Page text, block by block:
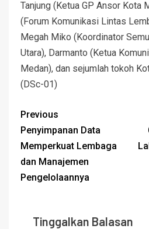
Tanjung (Ketua GP Ansor Kota
(Forum Komunikasi Lintas
Megah Miko (Koordinator
Utara), Darmanto (Ketua
Medan), dan sejumlah tokoh
(DSc-01)
Previous
Penyimpanan Data
Memperkuat Lembaga
dan Manajemen
Pengelolaannya
Tinggalkan Balasan